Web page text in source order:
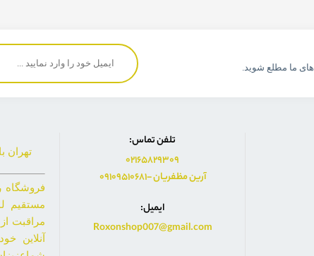
ما مطلع شوید.
تلفن تماس:
02165829309
09109510681- آرین مظفریان
ايميل:
Roxonshop007@gmail.com
تهران
مستقیم
مراقبت
آنلاین